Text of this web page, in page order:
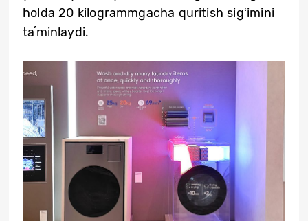
holda 20 kilogrammgacha quritish sigʻimini
taʼminlaydi.